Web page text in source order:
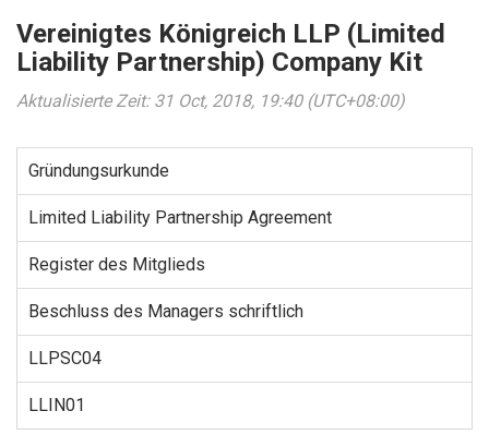
Vereinigtes Königreich LLP (Limited
Liability Partnership) Company Kit
Aktualisierte Zeit: 31 Oct, 2018, 19:40 (UTC+08:00)
Gründungsurkunde
Limited Liability Partnership Agreement
Register des Mitglieds
Beschluss des Managers schriftlich
LLPSC04
LLIN01